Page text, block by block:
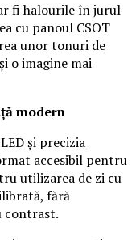
fi halourile în jurul
cu panoul CSOT
unor tonuri de
o imagine mai
modern
și precizia
accesibil pentru
utilizarea de zi cu
fără
contrast.